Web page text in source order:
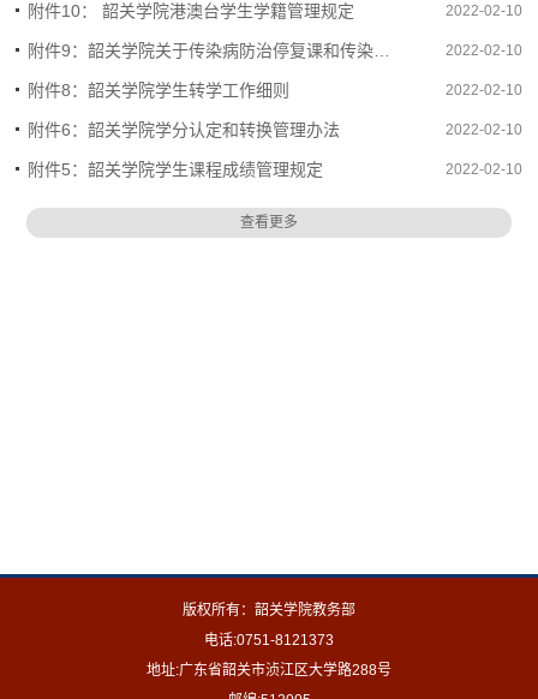
附件10： 韶关学院港澳台学生学籍管理规定 2022-02-10
2022-02-10
附件8：韶关学院学生转学工作细则 2022-02-10
附件6：韶关学院学分认定和转换管理办法 2022-02-10
附件5：韶关学院学生课程成绩管理规定 2022-02-10
查看更多
版权所有：韶关学院教务部
电话:0751-8121373
地址:广东省韶关市浈江区大学路288号